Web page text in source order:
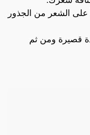
الشعر من الجذور
قصيرة ومن ثم